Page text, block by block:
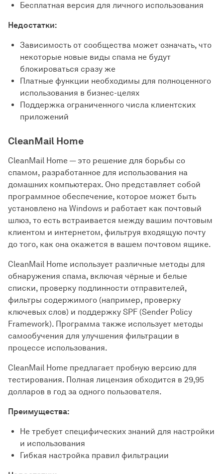
Бесплатная версия для личного использования
Недостатки:
Зависимость от сообщества может означать, что
некоторые новые виды спама не будут
блокироваться сразу же
Платные функции необходимы для полноценного
использования в бизнес-целях
Поддержка ограниченного числа клиентских
приложений
CleanMail Home
CleanMail Home — это решение для борьбы со
спамом, разработанное для использования на
домашних компьютерах. Оно представляет собой
программное обеспечение, которое может быть
установлено на Windows и работает как почтовый
шлюз, то есть встраивается между вашим почтовым
клиентом и интернетом, фильтруя входящую почту
до того, как она окажется в вашем почтовом ящике.
CleanMail Home использует различные методы для
обнаружения спама, включая чёрные и белые
списки, проверку подлинности отправителей,
фильтры содержимого (например, проверку
ключевых слов) и поддержку SPF (Sender Policy
Framework). Программа также использует методы
самообучения для улучшения фильтрации в
процессе использования.
CleanMail Home предлагает пробную версию для
тестирования. Полная лицензия обходится в 29,95
долларов в год за одного пользователя.
Преимущества:
Не требует специфических знаний для настройки
и использования
Гибкая настройка правил фильтрации